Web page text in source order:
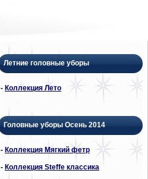
Летние головные уборы
- Коллекция Лето
Головные уборы Осень 2014
- Коллекция Мягкий фетр
- Коллекция Steffe классика